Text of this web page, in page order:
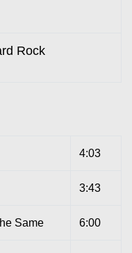
Rock
4:03
3:43
Same 6:00